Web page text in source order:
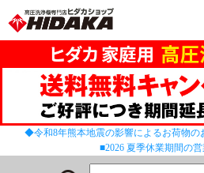
◆令和8年熊本地震の影響によるお荷物
■2026 夏季休業期間の